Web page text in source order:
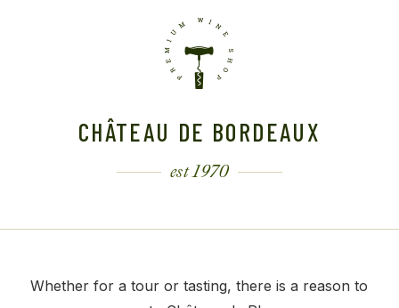
CHÂTEAU DE BORDEAUX
est 1970
Whether for a tour or tasting, there is a reason to